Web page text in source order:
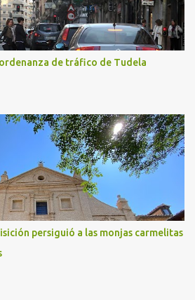
de tráfico de Tudela
persiguió a las monjas carmelitas